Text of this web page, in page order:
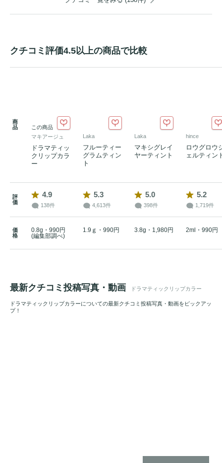
クチコミ評価4.5以上の商品で比較
商
品
この商品
マキアージュ
ドラマティッ
クリップカラ
ー
Laka
フルーティー
グラムティン
ト
Laka
マキシグレイ
ヤーティント
hince
ロウグロウ
ェルティン
評
価
4.9
138件
5.3
4,613件
5.0
398件
5.2
1,719件
価
格
0.8g・990円
(編集部調べ)
1.9ｇ・990円 3.8g・1,980円 2ml・990円
最新クチコミ投稿写真・動画 ドラマティックリップカラー
ドラマティックリップカラーについての最新クチコミ投稿写真・動画をピックアッ
プ！